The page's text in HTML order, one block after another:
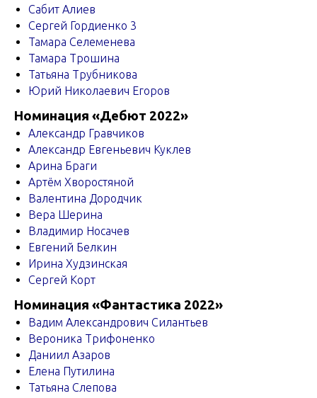
Сабит Алиев
Сергей Гордиенко 3
Тамара Селеменева
Тамара Трошина
Татьяна Трубникова
Юрий Николаевич Егоров
Номинация «Дебют 2022»
Александр Гравчиков
Александр Евгеньевич Куклев
Арина Браги
Артём Хворостяной
Валентина Дородчик
Вера Шерина
Владимир Носачев
Евгений Белкин
Ирина Худзинская
Сергей Корт
Номинация «Фантастика 2022»
Вадим Александрович Силантьев
Вероника Трифоненко
Даниил Азаров
Елена Путилина
Татьяна Слепова